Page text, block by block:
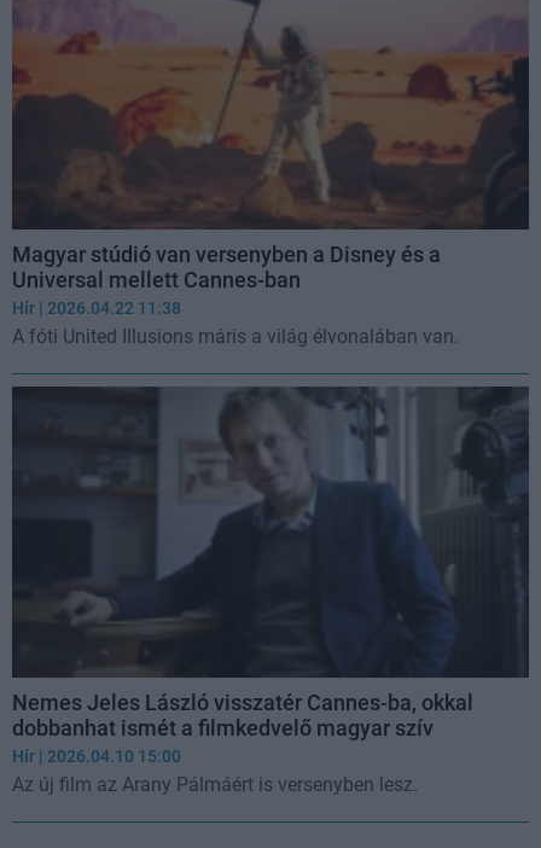
Magyar stúdió van versenyben a Disney és a
Universal mellett Cannes-ban
Hír | 2026.04.22 11:38
A fóti United Illusions máris a világ élvonalában van.
Nemes Jeles László visszatér Cannes-ba, okkal
dobbanhat ismét a filmkedvelő magyar szív
Hír | 2026.04.10 15:00
Az új film az Arany Pálmáért is versenyben lesz.